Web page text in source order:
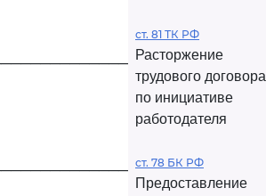
ст. 81 ТК РФ
Расторжение
трудового договора
по инициативе
работодателя
ст. 78 БК РФ
Предоставление